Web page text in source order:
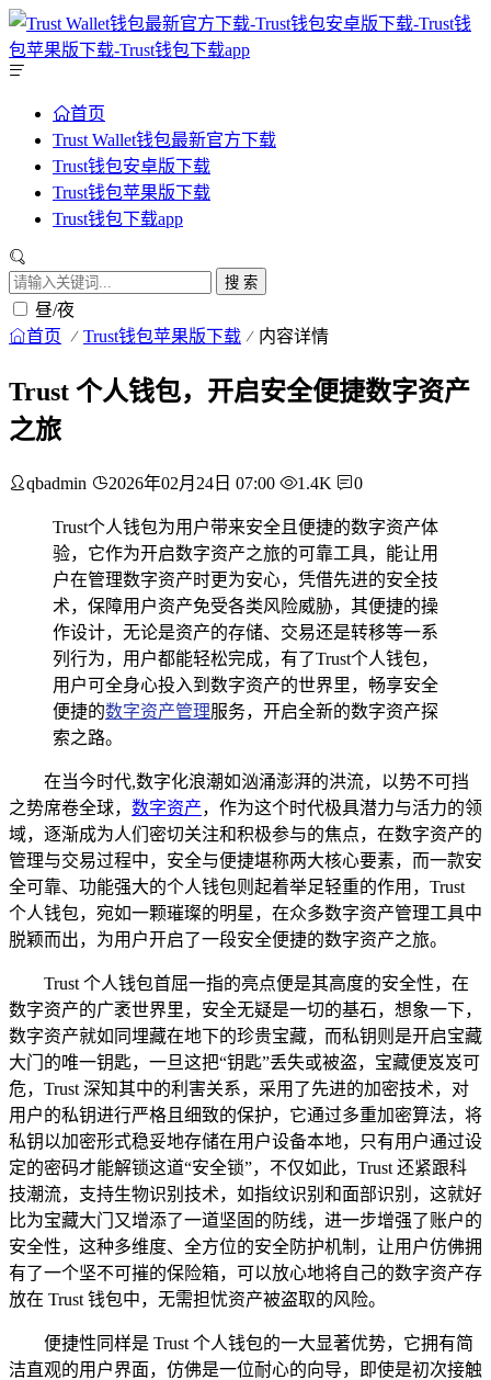
首页
Trust Wallet钱包最新官方下载
Trust钱包安卓版下载
Trust钱包苹果版下载
Trust钱包下载app
搜 索
昼/夜
首页 Trust钱包苹果版下载 内容详情
Trust 个人钱包，开启安全便捷数字资产
之旅
qbadmin 2026年02月24日 07:00 1.4K 0
Trust个人钱包为用户带来安全且便捷的数字资产体
验，它作为开启数字资产之旅的可靠工具，能让用
户在管理数字资产时更为安心，凭借先进的安全技
术，保障用户资产免受各类风险威胁，其便捷的操
作设计，无论是资产的存储、交易还是转移等一系
列行为，用户都能轻松完成，有了Trust个人钱包，
用户可全身心投入到数字资产的世界里，畅享安全
便捷的数字资产管理服务，开启全新的数字资产探
索之路。
在当今时代,数字化浪潮如汹涌澎湃的洪流，以势不可挡
之势席卷全球， 数字资产，作为这个时代极具潜力与活力的领
域，逐渐成为人们密切关注和积极参与的焦点，在数字资产的
管理与交易过程中，安全与便捷堪称两大核心要素，而一款安
全可靠、功能强大的个人钱包则起着举足轻重的作用，Trust
个人钱包，宛如一颗璀璨的明星，在众多数字资产管理工具中
脱颖而出，为用户开启了一段安全便捷的数字资产之旅。
Trust 个人钱包首屈一指的亮点便是其高度的安全性，在
数字资产的广袤世界里，安全无疑是一切的基石，想象一下，
数字资产就如同埋藏在地下的珍贵宝藏，而私钥则是开启宝藏
大门的唯一钥匙，一旦这把“钥匙”丢失或被盗，宝藏便岌岌可
危，Trust 深知其中的利害关系，采用了先进的加密技术，对
用户的私钥进行严格且细致的保护，它通过多重加密算法，将
私钥以加密形式稳妥地存储在用户设备本地，只有用户通过设
定的密码才能解锁这道“安全锁”，不仅如此，Trust 还紧跟科
技潮流，支持生物识别技术，如指纹识别和面部识别，这就好
比为宝藏大门又增添了一道坚固的防线，进一步增强了账户的
安全性，这种多维度、全方位的安全防护机制，让用户仿佛拥
有了一个坚不可摧的保险箱，可以放心地将自己的数字资产存
放在 Trust 钱包中，无需担忧资产被盗取的风险。
便捷性同样是 Trust 个人钱包的一大显著优势，它拥有简
洁直观的用户界面，仿佛是一位耐心的向导，即使是初次接触